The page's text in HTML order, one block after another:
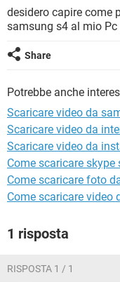
HARDWARE
INSTAGRAM
TIKTOK
HARDWARE
iOS
HARDWARE
COVID-19
INTRATTENIMENTO
iOS
HARDWARE
desidero capire come
samsung s4 al mio
Share
Potrebbe anche
Scaricare video da
Scaricare video da
Scaricare video da
Come scaricare skype
Come scaricare foto
Come scaricare video
1 risposta
RISPOSTA 1 / 1